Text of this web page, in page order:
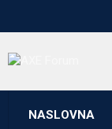
NASLOVNA